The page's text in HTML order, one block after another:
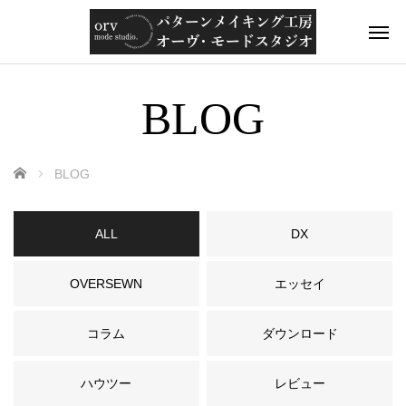
BLOG
ホーム BLOG
ALL DX
OVERSEWN エッセイ
コラム ダウンロード
ハウツー レビュー